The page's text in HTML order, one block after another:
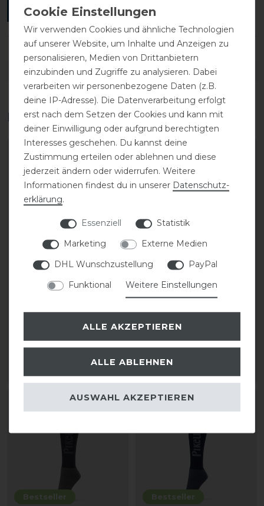
ANMELDEN
DETAILS ZUR PRODUKTSICHERHEIT
Das perfekte Zubehör für dich
Achilles Gel
Bestseller
-20%
TUBE
Bestseller Bestseller
Wir verwenden Cookies und ähnliche Technologien
auf unserer Website, um Inhalte und Anzeigen zu
personalisieren, Medien von Drittanbietern
einzubinden und Zugriffe zu analysieren. Dabei
verarbeiten wir personenbezogene Daten (z.B.
deine IP-Adresse). Die Datenverarbeitung erfolgt
erst nach dem Setzen der Cookies und kann mit
deiner Einwilligung oder aufgrund berechtigten
Interesses geschehen. Du kannst deine
Zustimmung erteilen oder ablehnen und diese
jederzeit ändern oder widerrufen. Weitere
Informationen findest du in unserer Daten­schutz­
erklärung.
Essenziell
Statistik
Marketing
Externe Medien
DHL Wunschzustellung
PayPal
Funktional
Weitere Einstellungen
ALLE AKZEPTIEREN
ALLE ABLEHNEN
AUSWAHL AKZEPTIEREN